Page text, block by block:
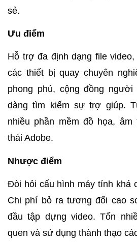
sẻ.
Ưu điểm
Hỗ trợ đa định dạng file
các thiết bị quay chuyên
phong phú, cộng đồng
dàng tìm kiếm sự trợ giúp.
nhiều phần mềm đồ họa, âm
thái Adobe.
Nhược điểm
Đòi hỏi cấu hình máy tính khá
Chi phí bỏ ra tương đối cao
đầu tập dựng video.Tốn
quen và sử dụng thành thạo